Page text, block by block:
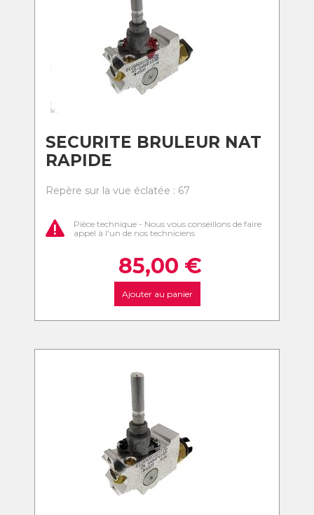
SECURITE BRULEUR NAT
RAPIDE
Repère sur la vue éclatée : 67
Pièce technique - Nous vous conseillons de faire
appel à l'un de nos techniciens
85,00 €
Ajouter au panier